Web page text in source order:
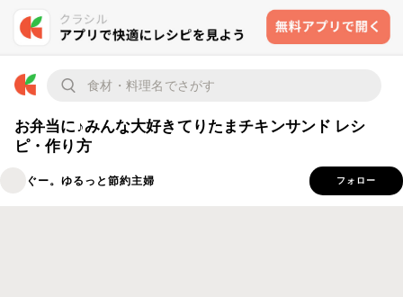
お弁当に♪みんな大好きてりたまチキンサンド レシ
ピ・作り方
ぐー。ゆるっと節約主婦 フォロー